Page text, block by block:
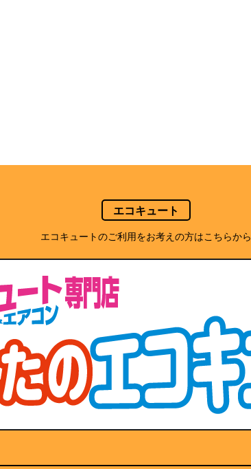
エコキュート
エコキュートのご利用をお考えの方はこちらから